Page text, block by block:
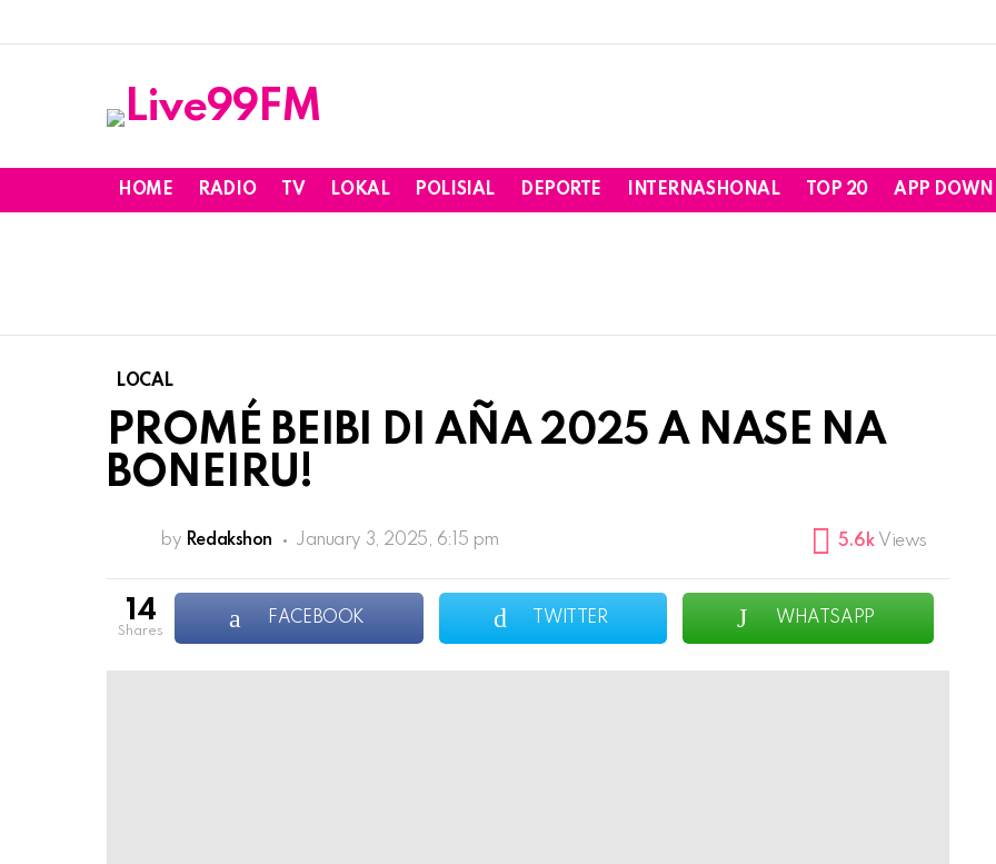
HOME RADIO TV LOKAL POLISIAL DEPORTE INTERNASHONAL TOP 20 APP
LOCAL
PROMÉ BEIBI DI AÑA 2025 A NASE NA
BONEIRU!
by Redakshon January 3, 2025, 6:15 pm 5.6k Views
14
shares
FACEBOOK TWITTER WHATSAPP